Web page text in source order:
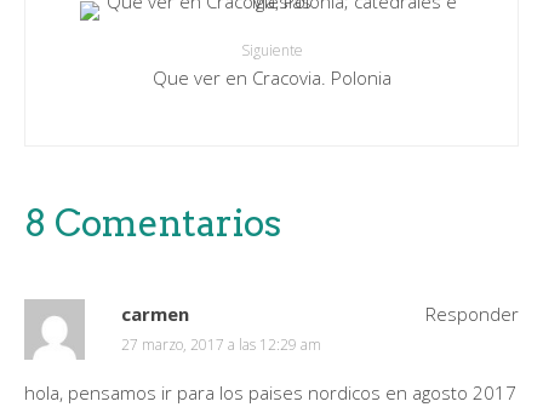
Siguiente
Que ver en Cracovia. Polonia
8 Comentarios
carmen
27 marzo, 2017 a las 12:29 am
hola, pensamos ir para los paises nordicos en agosto 2017
Responder